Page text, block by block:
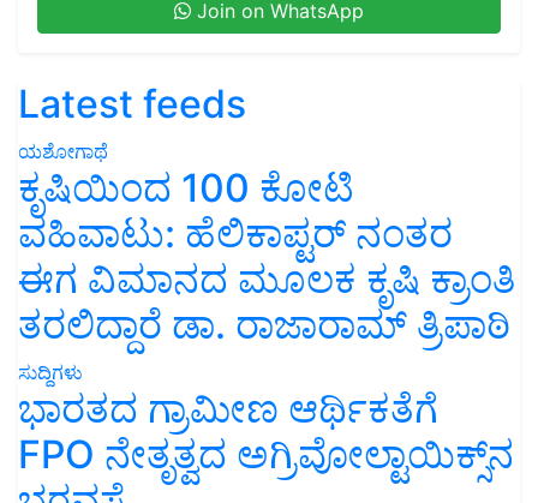
Join on WhatsApp
Latest feeds
ಯಶೋಗಾಥೆ
ಕೃಷಿಯಿಂದ 100 ಕೋಟಿ
ವಹಿವಾಟು: ಹೆಲಿಕಾಪ್ಟರ್ ನಂತರ
ಈಗ ವಿಮಾನದ ಮೂಲಕ ಕೃಷಿ ಕ್ರಾಂತಿ
ತರಲಿದ್ದಾರೆ ಡಾ. ರಾಜಾರಾಮ್ ತ್ರಿಪಾಠಿ
ಸುದ್ದಿಗಳು
ಭಾರತದ ಗ್ರಾಮೀಣ ಆರ್ಥಿಕತೆಗೆ
FPO ನೇತೃತ್ವದ ಅಗ್ರಿವೋಲ್ಟಾಯಿಕ್ಸ್‌ನ